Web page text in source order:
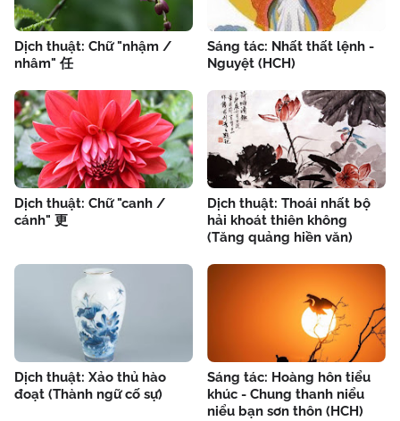
Dịch thuật: Chữ "nhậm /
nhâm" 任
Sáng tác: Nhất thất lệnh -
Nguyệt (HCH)
Dịch thuật: Chữ "canh /
cánh" 更
Dịch thuật: Thoái nhất bộ
hải khoát thiên không
(Tăng quảng hiền văn)
Dịch thuật: Xảo thủ hào
đoạt (Thành ngữ cố sự)
Sáng tác: Hoàng hôn tiểu
khúc - Chung thanh niểu
niểu bạn sơn thôn (HCH)